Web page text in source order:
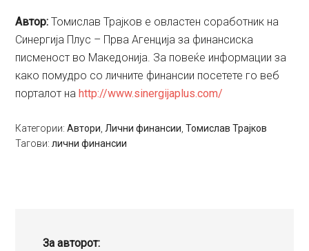
Aвтор: Томислав Трајков е овластен соработник на
Синергија Плус – Прва Агенција за финансиска
писменост во Македонија. За повеќе информации за
како помудро со личните финансии посетете го веб
порталот наhttp://www.sinergijaplus.com/
Категории:Автори Лични финансии ,Томислав Трајков
Тагови:лични финансии
За авторот: